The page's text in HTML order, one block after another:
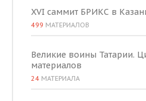
XVI саммит БРИКС в
499 МАТЕРИАЛОВ
Великие воины Татарии.
материалов
24 МАТЕРИАЛА